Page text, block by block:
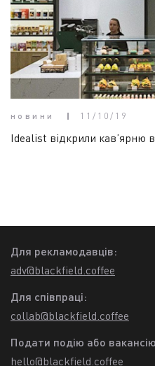
новини 11/10/19
Idealist відкрили кав’ярню
Для рекламодавців:
adv@blackfield.coffee
Для співпраці:
collab@blackfield.coffee
Подати подію або
hello@blackfield.coffee